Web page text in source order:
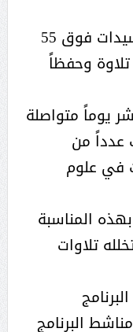
ويهدف البرنامج إلى تأهيل السيدات فوق 55
تلاوة وحفظاً
يوماً متواصلة
عدداً من
في علوم
المناسبة
تلاوات
البرنامج